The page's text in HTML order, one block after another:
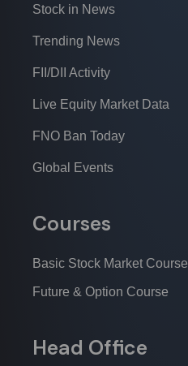
Stock in News
Trending News
FII/DII Activity
Live Equity Market Data
FNO Ban Today
Global Events
Courses
Basic Stock Market Course
Future & Option Course
Head Office